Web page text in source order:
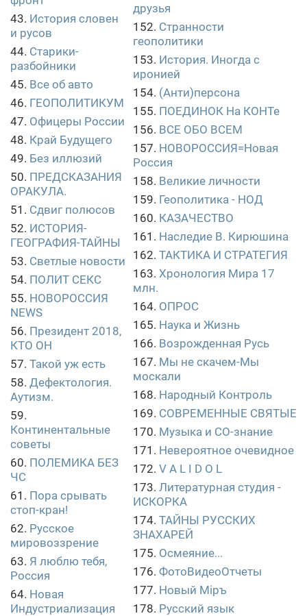
43. История словен
и русов
44. Старики-
разбойники
45. Все об авто
46. ГЕОПОЛИТИКУМ
47. Офицеры России
48. Край Будущего
49. Без иллюзий
50. ПРЕДСКАЗАНИЯ
ОРАКУЛА.
51. Сдвиг полюсов
52. ИСТОРИЯ-
ГЕОГРАФИЯ-ТАЙНЫ
53. Светлые новости
54. ПОЛИТ СЕКС
55. НОВОРОССИЯ
NEWS
56. Президент 2018,
КТО ОН
57. Такой уж есть
58. Дефектология.
Аутизм.
59.
Континентальные
советы
60. ПОЛЕМИКА БЕЗ
ЧС
61. Пора срывать
стоп-кран!
62. Русское
мировоззрение
63. Я люблю тебя,
Россия
64. Новая
Индустриализация
друзья
152. Странности
геополитики
153. История. Иногда с
иронией
154. (Анти)персона
155. ПОЕДИНОК На КОНТе
156. ВСЕ ОБО ВСЕМ
157. НОВОРОССИЯ=Новая
Россия
158. Великие личности
159. Геополитика - НОД
160. КАЗАЧЕСТВО
161. Наследие В. Кирюшина
162. ТАКТИКА И СТРАТЕГИЯ
163. Хронология Мира 17
млн.
164. ОПРОС
165. Наука и Жизнь
166. Возрожденная Русь
167. Мы не скачем-Мы
москали
168. Народный Контроль
169. СОВРЕМЕННЫЕ СВЯТЫЕ
170. Музыка и СО-знание
171. Невероятное очевидное
172. V A L I D O L
173. Литературная студия -
ИСКОРКА
174. ТАЙНЫ РУССКИХ
ЗНАХАРЕЙ
175. Осмеяние...
176. ФотоВидеоОтчеты
177. Новый Міръ
178. Русский язык